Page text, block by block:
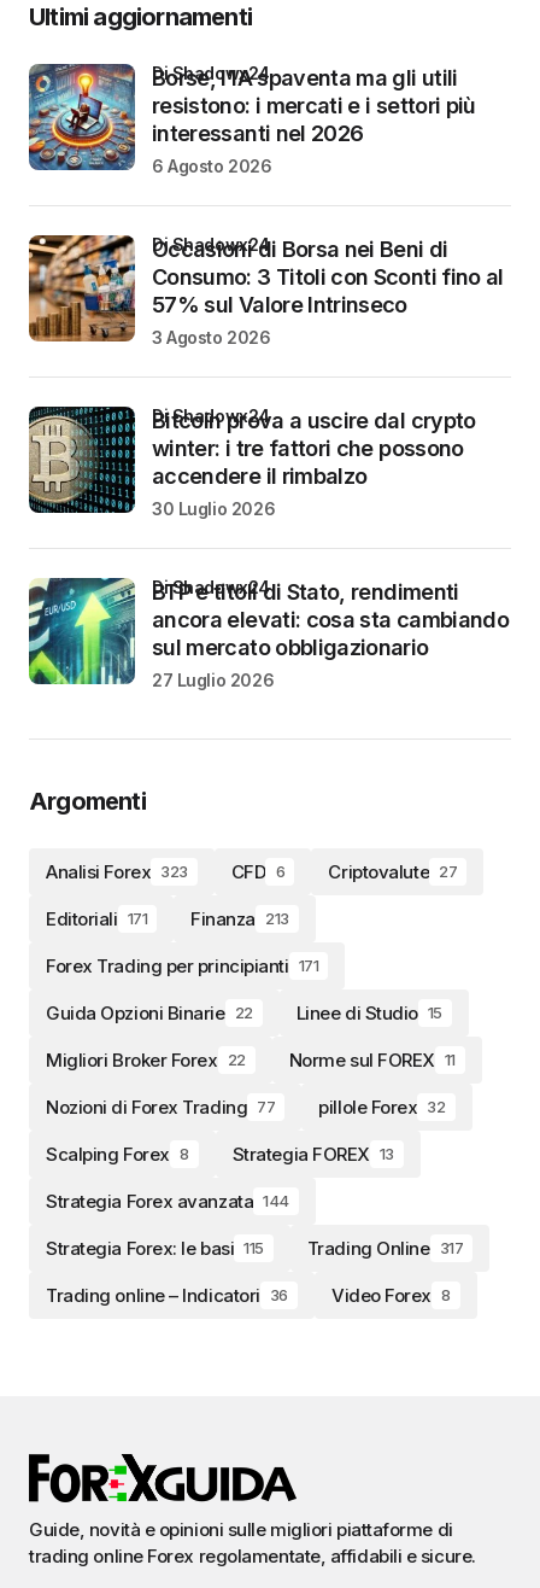
Ultimi aggiornamenti
Borse, l’IA spaventa ma gli utili
resistono: i mercati e i settori più
interessanti nel 2026
di Shadowx24
6 Agosto 2026
Occasioni di Borsa nei Beni di
Consumo: 3 Titoli con Sconti fino al
57% sul Valore Intrinseco
di Shadowx24
3 Agosto 2026
Bitcoin prova a uscire dal crypto
winter: i tre fattori che possono
accendere il rimbalzo
di Shadowx24
30 Luglio 2026
BTP e titoli di Stato, rendimenti
ancora elevati: cosa sta cambiando
sul mercato obbligazionario
di Shadowx24
27 Luglio 2026
Argomenti
Analisi Forex 323 CFD 6 Criptovalute 27
Editoriali 171 Finanza 213
Forex Trading per principianti 171
Guida Opzioni Binarie 22 Linee di Studio 15
Migliori Broker Forex 22 Norme sul FOREX 11
Nozioni di Forex Trading 77 pillole Forex 32
Scalping Forex 8 Strategia FOREX 13
Strategia Forex avanzata 144
Strategia Forex: le basi 115 Trading Online 317
Trading online – Indicatori 36 Video Forex 8
Guide, novità e opinioni sulle migliori piattaforme di
trading online Forex regolamentate, affidabili e sicure.